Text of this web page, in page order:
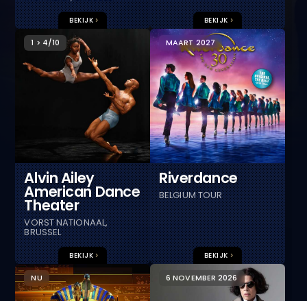
BEKIJK BEKIJK
1 > 4/10
Alvin Ailey
American Dance
Theater
VORST NATIONAAL,
BRUSSEL
BEKIJK
MAART 2027
Riverdance
BELGIUM TOUR
BEKIJK
NU 6 NOVEMBER 2026